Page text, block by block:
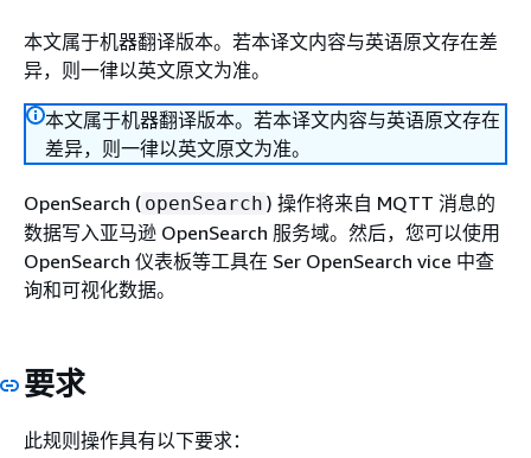
本文属于机器翻译版本。若本译文内容与英语原文存在差
异，则一律以英文原文为准。
本文属于机器翻译版本。若本译文内容与英语原文存在
差异，则一律以英文原文为准。
OpenSearch ( openSearch ) 操作将来自 MQTT 消息的
数据写入亚马逊 OpenSearch 服务域。然后，您可以使用
OpenSearch 仪表板等工具在 Ser OpenSearch vice 中查
询和可视化数据。
要求
此规则操作具有以下要求：